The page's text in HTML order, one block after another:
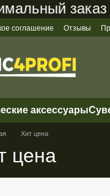
заказ
соглашение Отзывы
аксессуары
Хит цена
цена